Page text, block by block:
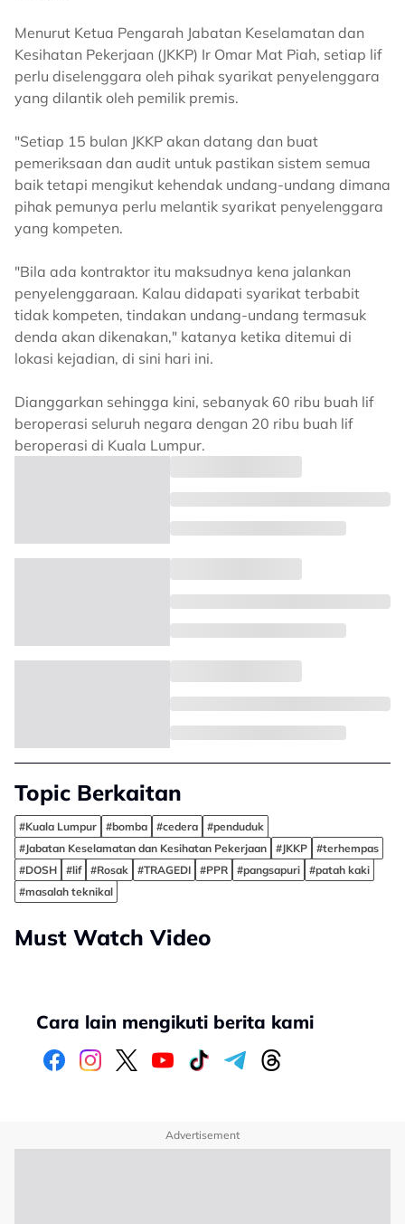
Menurut Ketua Pengarah Jabatan Keselamatan dan
Kesihatan Pekerjaan (JKKP) Ir Omar Mat Piah, setiap lif
perlu diselenggara oleh pihak syarikat penyelenggara
yang dilantik oleh pemilik premis.
"Setiap 15 bulan JKKP akan datang dan buat
pemeriksaan dan audit untuk pastikan sistem semua
baik tetapi mengikut kehendak undang-undang dimana
pihak pemunya perlu melantik syarikat penyelenggara
yang kompeten.
"Bila ada kontraktor itu maksudnya kena jalankan
penyelenggaraan. Kalau didapati syarikat terbabit
tidak kompeten, tindakan undang-undang termasuk
denda akan dikenakan," katanya ketika ditemui di
lokasi kejadian, di sini hari ini.
Dianggarkan sehingga kini, sebanyak 60 ribu buah lif
beroperasi seluruh negara dengan 20 ribu buah lif
beroperasi di Kuala Lumpur.
Topic Berkaitan
#Kuala Lumpur #bomba #cedera
#penduduk
#Jabatan Keselamatan dan Kesihatan Pekerjaan
#JKKP
#terhempas
#DOSH
#lif #Rosak #TRAGEDI #PPR #pangsapuri
#patah kaki
#masalah teknikal
Must Watch Video
Cara lain mengikuti berita kami
Advertisement